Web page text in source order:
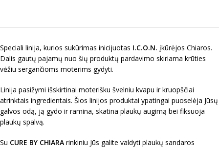
Speciali linija, kurios sukūrimas inicijuotas I.C.O.N. įkūrėjos Chiaros.
Dalis gautų pajamų nuo šių produktų pardavimo skiriama krūties
vėžiu sergančioms moterims gydyti.
Linija pasižymi išskirtinai moterišku švelniu kvapu ir kruopščiai
atrinktais ingredientais. Šios linijos produktai ypatingai puoselėja Jūsų
galvos odą, ją gydo ir ramina, skatina plaukų augimą bei fiksuoja
plaukų spalvą.
Su CURE BY CHIARA rinkiniu Jūs galite valdyti plaukų sandaros